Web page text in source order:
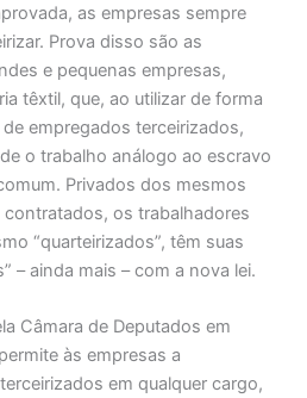
as empresas sempre
Prova disso são as
e pequenas empresas,
têxtil, que, ao utilizar de forma
empregados terceirizados,
o trabalho análogo ao escravo
Privados dos mesmos
os trabalhadores
“quarteirizados”, têm suas
– ainda mais – com a nova lei.
Câmara de Deputados em
às empresas a
em qualquer cargo,